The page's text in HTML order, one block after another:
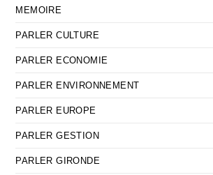
MEMOIRE
PARLER CULTURE
PARLER ECONOMIE
PARLER ENVIRONNEMENT
PARLER EUROPE
PARLER GESTION
PARLER GIRONDE